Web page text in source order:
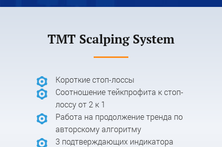
TMT Scalping System
Короткие стоп-лоссы
Соотношение тейкпрофита к стоп-
лоссу от 2 к 1
Работа на продолжение тренда по
авторскому алгоритму
3 подтверждающих индикатора